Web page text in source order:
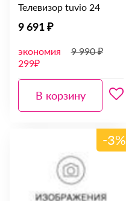
Телевизор tuvio 24
9 691 ₽
экономия
299₽
9 990 ₽
В корзину
-3%